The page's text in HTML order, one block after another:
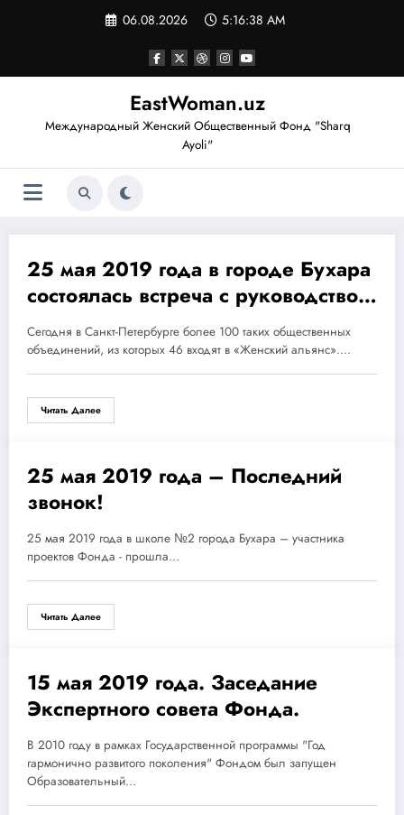
06.08.2026 5:16:38 AM
EastWoman.uz
Международный Женский Общественный Фонд "Sharq
Ayoli"
25.05.2019
25 мая 2019 года в городе Бухара
состоялась встреча с руководством
Региональной ассоциации
общественных объединений
Санкт-Петербурга «Женский
альянс».
Сегодня в Санкт-Петербурге более 100 таких общественных
объединений, из которых 46 входят в «Женский альянс».…
Читать Далее
25.05.2019
25 мая 2019 года – Последний
звонок!
25 мая 2019 года в школе №2 города Бухара – участника
проектов Фонда - прошла…
Читать Далее
15.05.2019
15 мая 2019 года. Заседание
Экспертного совета Фонда.
В 2010 году в рамках Государственной программы "Год
гармонично развитого поколения" Фондом был запущен
Образовательный…